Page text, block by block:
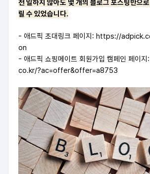
전 일하지 않아도 몇 개의 블로그 포스팅만으
릴 수 있었습니다.
- 애드픽 초대링크 페이지: https://
on
- 애드픽 쇼핑메이트 회원가입 캠페인 페이지:
co.kr/?ac=offer&offer=a8753